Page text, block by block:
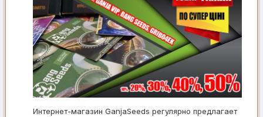
Интернет-магазин GanjaSeeds регулярно предлагает